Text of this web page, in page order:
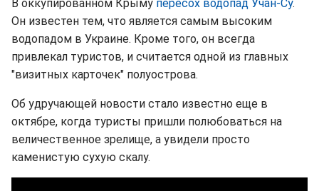
В оккупированном Крыму пересох водопад Учан-Су.
Он известен тем, что является самым высоким
водопадом в Украине. Кроме того, он всегда
привлекал туристов, и считается одной из главных
"визитных карточек" полуострова.
Об удручающей новости стало известно еще в
октябре, когда туристы пришли полюбоваться на
величественное зрелище, а увидели просто
каменистую сухую скалу.